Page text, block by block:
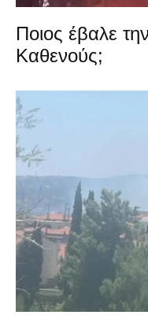
Ποιος έβαλε
Καθενούς;